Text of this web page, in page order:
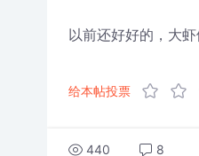
以前还好好的，大
给本帖投票
440 8